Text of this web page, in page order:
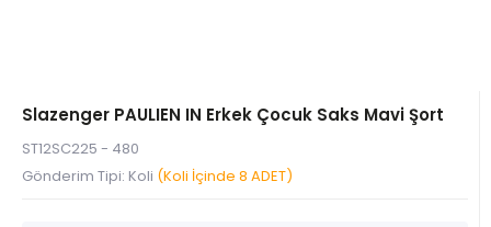
Slazenger PAULIEN IN Erkek Çocuk Saks Mavi Şort
ST12SC225 - 480
Gönderim Tipi: Koli (Koli İçinde 8 ADET)